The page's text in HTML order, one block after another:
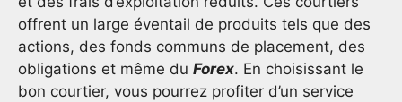
offrent un large éventail de produits tels que des
actions, des fonds communs de placement, des
obligations et même du Forex. En choisissant le
bon courtier, vous pourrez profiter d’un service